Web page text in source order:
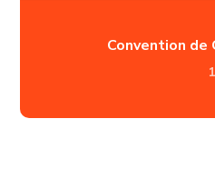
Convention de